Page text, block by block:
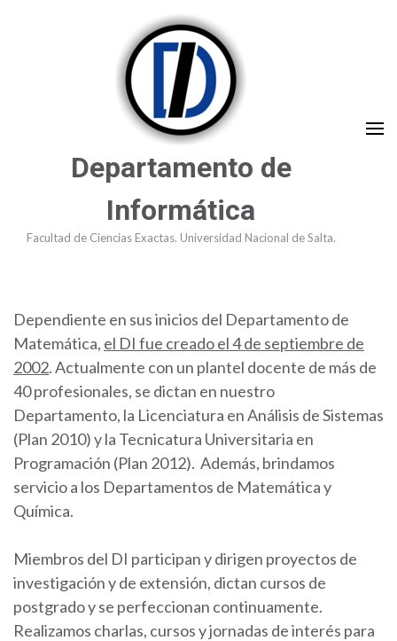
Departamento de
Informática
Facultad de Ciencias Exactas. Universidad Nacional de Salta.
Dependiente en sus inicios del Departamento de
Matemática, el DI fue creado el 4 de septiembre de
2002. Actualmente con un plantel docente de más de
40 profesionales, se dictan en nuestro
Departamento, la Licenciatura en Análisis de Sistemas
(Plan 2010) y la Tecnicatura Universitaria en
Programación (Plan 2012). Además, brindamos
servicio a los Departamentos de Matemática y
Química.
Miembros del DI participan y dirigen proyectos de
investigación y de extensión, dictan cursos de
postgrado y se perfeccionan continuamente.
Realizamos charlas, cursos y jornadas de interés para